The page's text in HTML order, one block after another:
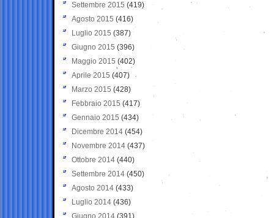
Settembre 2015 (419)
Agosto 2015 (416)
Luglio 2015 (387)
Giugno 2015 (396)
Maggio 2015 (402)
Aprile 2015 (407)
Marzo 2015 (428)
Febbraio 2015 (417)
Gennaio 2015 (434)
Dicembre 2014 (454)
Novembre 2014 (437)
Ottobre 2014 (440)
Settembre 2014 (450)
Agosto 2014 (433)
Luglio 2014 (436)
Giugno 2014 (391)